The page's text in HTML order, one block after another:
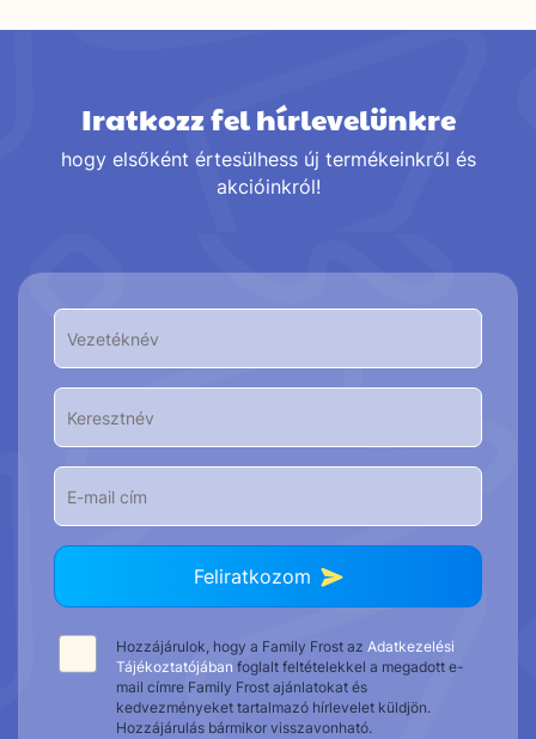
Iratkozz fel hírlevelünkre
hogy elsőként értesülhess új termékeinkről és
akcióinkról!
Feliratkozom
Hozzájárulok, hogy a Family Frost az Adatkezelési
Tájékoztatójában foglalt feltételekkel a megadott e-
mail címre Family Frost ajánlatokat és
kedvezményeket tartalmazó hírlevelet küldjön.
Hozzájárulás bármikor visszavonható.